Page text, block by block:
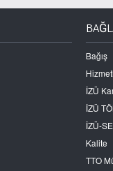
Bağış
İZÜ
İZÜ
İZÜ-
Kalite
TTO